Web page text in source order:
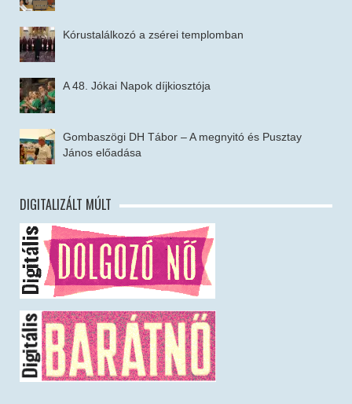
Kórustalálkozó a zsérei templomban
A 48. Jókai Napok díjkiosztója
Gombaszögi DH Tábor – A megnyitó és Pusztay
János előadása
DIGITALIZÁLT MÚLT